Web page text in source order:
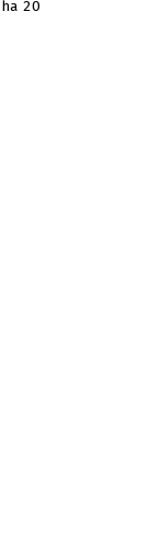
20